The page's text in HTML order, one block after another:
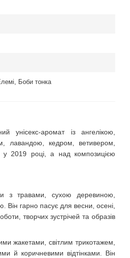
Боби тонка
унісекс-аромат із ангелікою,
лавандою, кедром, ветивером,
2019 році, а над композицією
з травами, сухою деревиною,
гарно пасує для весни, осені,
творчих зустрічей та образів
жакетами, світлим трикотажем,
й коричневими відтінками. Він